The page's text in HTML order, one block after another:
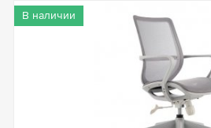
В наличии